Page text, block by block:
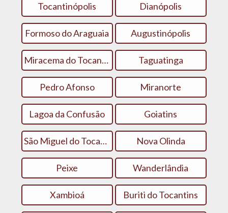
Tocantinópolis Dianópolis
Formoso do Araguaia Augustinópolis
Miracema do Tocantins Taguatinga
Pedro Afonso Miranorte
Lagoa da Confusão Goiatins
São Miguel do Tocantins Nova Olinda
Peixe Wanderlândia
Xambioá Buriti do Tocantins